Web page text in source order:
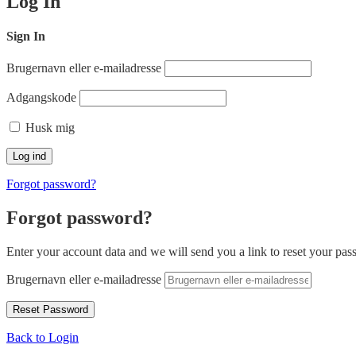
Sign In
Brugernavn eller e-mailadresse
Adgangskode
Husk mig
Forgot password?
Forgot password?
Enter your account data and we will send you a link to reset your
Brugernavn eller e-mailadresse
Back to Login